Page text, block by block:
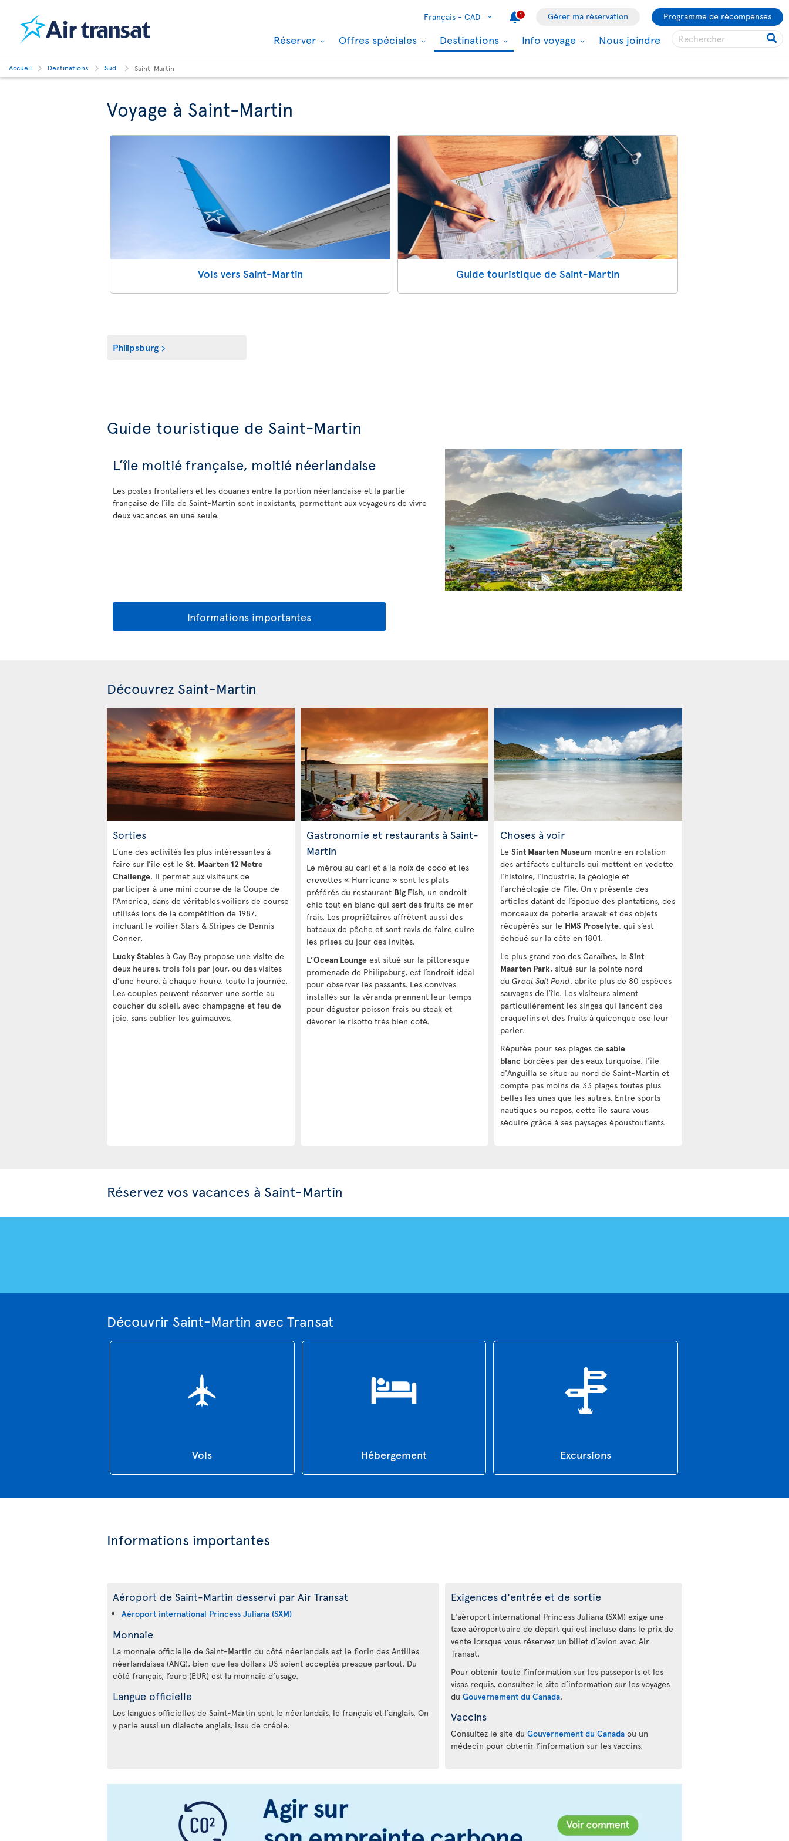
Français - CAD 1 Gérer ma réservation Programme de récompenses
Réserver Offres spéciales Destinations Info voyage Nous joindre
Accueil Destinations Sud Saint-Martin
Voyage à Saint-Martin
Vols vers Saint-Martin Guide touristique de Saint-Martin
Philipsburg
Guide touristique de Saint-Martin
L’île moitié française, moitié néerlandaise
Les postes frontaliers et les douanes entre la portion néerlandaise et la partie
française de l’île de Saint-Martin sont inexistants, permettant aux voyageurs de vivre
deux vacances en une seule.
Informations importantes
Découvrez Saint-Martin
Sorties
L’une des activités les plus intéressantes à
faire sur l’île est le St. Maarten 12 Metre
Challenge. Il permet aux visiteurs de
participer à une mini course de la Coupe de
l’America, dans de véritables voiliers de course
utilisés lors de la compétition de 1987,
incluant le voilier Stars & Stripes de Dennis
Conner.
Lucky Stables à Cay Bay propose une visite de
deux heures, trois fois par jour, ou des visites
d’une heure, à chaque heure, toute la journée.
Les couples peuvent réserver une sortie au
coucher du soleil, avec champagne et feu de
joie, sans oublier les guimauves.
Gastronomie et restaurants à Saint-
Martin
Le mérou au cari et à la noix de coco et les
crevettes « Hurricane » sont les plats
préférés du restaurant Big Fish, un endroit
chic tout en blanc qui sert des fruits de mer
frais. Les propriétaires affrètent aussi des
bateaux de pêche et sont ravis de faire cuire
les prises du jour des invités.
L’Ocean Lounge est situé sur la pittoresque
promenade de Philipsburg, est l’endroit idéal
pour observer les passants. Les convives
installés sur la véranda prennent leur temps
pour déguster poisson frais ou steak et
dévorer le risotto très bien coté.
Choses à voir
Le Sint Maarten Museum montre en rotation
des artéfacts culturels qui mettent en vedette
l’histoire, l’industrie, la géologie et
l’archéologie de l’île. On y présente des
articles datant de l’époque des plantations, des
morceaux de poterie arawak et des objets
récupérés sur le HMS Proselyte, qui s’est
échoué sur la côte en 1801.
Le plus grand zoo des Caraïbes, le Sint
Maarten Park, situé sur la pointe nord
du Great Salt Pond, abrite plus de 80 espèces
sauvages de l’île. Les visiteurs aiment
particulièrement les singes qui lancent des
craquelins et des fruits à quiconque ose leur
parler.
Réputée pour ses plages de sable
blanc bordées par des eaux turquoise, l'île
d'Anguilla se situe au nord de Saint-Martin et
compte pas moins de 33 plages toutes plus
belles les unes que les autres. Entre sports
nautiques ou repos, cette île saura vous
séduire grâce à ses paysages époustouflants.
Réservez vos vacances à Saint-Martin
Découvrir Saint-Martin avec Transat
Vols Hébergement Excursions
Informations importantes
Aéroport de Saint-Martin desservi par Air Transat
Aéroport international Princess Juliana (SXM)
Monnaie
La monnaie officielle de Saint-Martin du côté néerlandais est le florin des Antilles
néerlandaises (ANG), bien que les dollars US soient acceptés presque partout. Du
côté français, l’euro (EUR) est la monnaie d’usage.
Langue officielle
Les langues officielles de Saint-Martin sont le néerlandais, le français et l’anglais. On
y parle aussi un dialecte anglais, issu de créole.
Exigences d'entrée et de sortie
L'aéroport international Princess Juliana (SXM) exige une
taxe aéroportuaire de départ qui est incluse dans le prix de
vente lorsque vous réservez un billet d’avion avec Air
Transat.
Pour obtenir toute l’information sur les passeports et les
visas requis, consultez le site d’information sur les voyages
du Gouvernement du Canada.
Vaccins
Consultez le site du Gouvernement du Canadaou un
médecin pour obtenir l’information sur les vaccins.